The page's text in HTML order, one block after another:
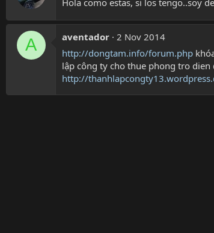
Hola como estas, si los tengo..soy
A aventador
2 Nov 2014
http://dongtam.info/forum.php
lập công ty cho thue phong tro dien
http://